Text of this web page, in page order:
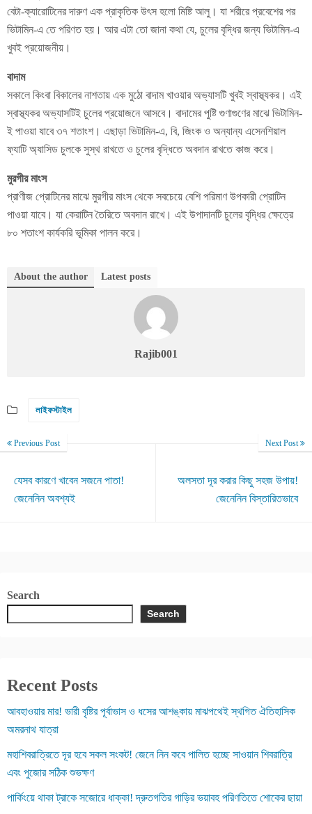
বেটা-ক্যারোটিনের দারুণ এক প্রাকৃতিক উৎস হলো মিষ্টি আলু। যা শরীরে প্রবেশের পর
ভিটামিন-এ তে পরিণত হয়। আর এটা তো জানা কথা যে, চুলের বৃদ্ধির জন্য ভিটামিন-এ
খুবই প্রয়োজনীয়।
বাদাম
সকালে কিংবা বিকালের নাশতায় এক মুঠো বাদাম খাওয়ার অভ্যাসটি খুবই স্বাস্থ্যকর। এই
স্বাস্থ্যকর অভ্যাসটিই চুলের প্রয়োজনে আসবে। বাদামের পুষ্টি গুণাগুণের মাঝে ভিটামিন-
ই পাওয়া যাবে ৩৭ শতাংশ। এছাড়া ভিটামিন-এ, বি, জিংক ও অন্যান্য এসেনশিয়াল
ফ্যাটি অ্যাসিড চুলকে সুস্থ রাখতে ও চুলের বৃদ্ধিতে অবদান রাখতে কাজ করে।
মুরগীর মাংস
প্রাণীজ প্রোটিনের মাঝে মুরগীর মাংস থেকে সবচেয়ে বেশি পরিমাণ উপকারী প্রোটিন
পাওয়া যাবে। যা কেরাটিন তৈরিতে অবদান রাখে। এই উপাদানটি চুলের বৃদ্ধির ক্ষেত্রে
৮০ শতাংশ কার্যকরি ভূমিকা পালন করে।
About the author Latest posts
Rajib001
লাইফস্টাইল
Previous Post
যেসব কারণে খাবেন সজনে পাতা!
জেনেনিন অবশ্যই
Next Post
অলসতা দূর করার কিছু সহজ উপায়!
জেনেনিন বিস্তারিতভাবে
Search
Search
Recent Posts
আবহাওয়ার মার! ভারী বৃষ্টির পূর্বাভাস ও ধসের আশঙ্কায় মাঝপথেই স্থগিত ঐতিহাসিক
অমরনাথ যাত্রা
মহাশিবরাত্রিতে দূর হবে সকল সংকট! জেনে নিন কবে পালিত হচ্ছে সাওয়ান শিবরাত্রি
এবং পুজোর সঠিক শুভক্ষণ
পার্কিংয়ে থাকা ট্রাকে সজোরে ধাক্কা! দ্রুতগতির গাড়ির ভয়াবহ পরিণতিতে শোকের ছায়া